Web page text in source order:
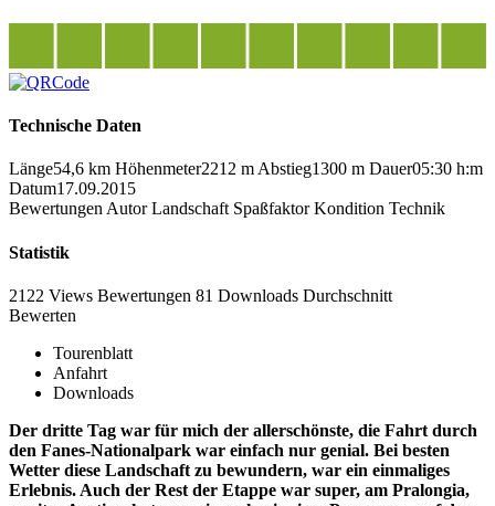
Technische Daten
Länge54,6 km Höhenmeter2212 m Abstieg1300 m Dauer05:30 h:m
Datum17.09.2015
Bewertungen Autor Landschaft Spaßfaktor Kondition Technik
Statistik
2122 Views Bewertungen 81 Downloads Durchschnitt
Bewerten
Tourenblatt
Anfahrt
Downloads
Der dritte Tag war für mich der allerschönste, die Fahrt durch
den Fanes-Nationalpark war einfach nur genial. Bei besten
Wetter diese Landschaft zu bewundern, war ein einmaliges
Erlebnis. Auch der Rest der Etappe war super, am Pralongia,